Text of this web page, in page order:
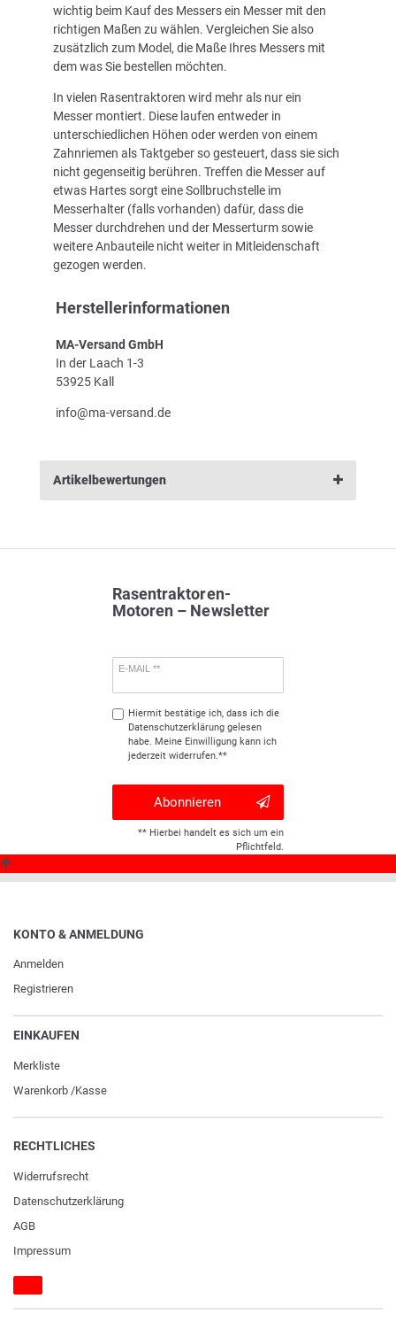
wichtig beim Kauf des Messers ein Messer mit den
richtigen Maßen zu wählen. Vergleichen Sie also
zusätzlich zum Model, die Maße Ihres Messers mit
dem was Sie bestellen möchten.
In vielen Rasentraktoren wird mehr als nur ein
Messer montiert. Diese laufen entweder in
unterschiedlichen Höhen oder werden von einem
Zahnriemen als Taktgeber so gesteuert, dass sie sich
nicht gegenseitig berühren. Treffen die Messer auf
etwas Hartes sorgt eine Sollbruchstelle im
Messerhalter (falls vorhanden) dafür, dass die
Messer durchdrehen und der Messerturm sowie
weitere Anbauteile nicht weiter in Mitleidenschaft
gezogen werden.
Herstellerinformationen
MA-Versand GmbH
In der Laach 1-3
53925 Kall
info@ma-versand.de
Artikelbewertungen
Rasentraktoren-
Motoren – Newsletter
E-MAIL **
Hiermit bestätige ich, dass ich die
Daten­schutz­erklärunggelesen
habe. Meine Einwilligung kann ich
jederzeit widerrufen.**
Abonnieren
** Hierbei handelt es sich um ein
Pflichtfeld.
KONTO & ANMELDUNG
Anmelden
Registrieren
EINKAUFEN
Merkliste
Warenkorb /Kasse
RECHTLICHES
Widerrufs­recht
Daten­schutz­erklärung
AGB
Impressum